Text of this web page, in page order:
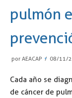
pulmón
por AEACAP 08/11/
Cada año se
de cáncer de